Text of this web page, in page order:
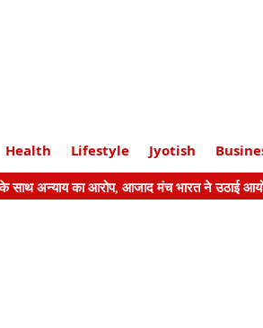
Health Lifestyle Jyotish